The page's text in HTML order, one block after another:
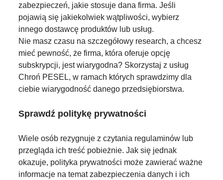
zabezpieczeń, jakie stosuje dana firma. Jeśli
pojawią się jakiekolwiek wątpliwości, wybierz
innego dostawcę produktów lub usług.
Nie masz czasu na szczegółowy research, a chcesz
mieć pewność, że firma, która oferuje opcję
subskrypcji, jest wiarygodna? Skorzystaj z usług
Chroń PESEL, w ramach których sprawdzimy dla
ciebie wiarygodność danego przedsiębiorstwa.
Sprawdź politykę prywatności
Wiele osób rezygnuje z czytania regulaminów lub
przegląda ich treść pobieżnie. Jak się jednak
okazuje, polityka prywatności może zawierać ważne
informacje na temat zabezpieczenia danych i ich